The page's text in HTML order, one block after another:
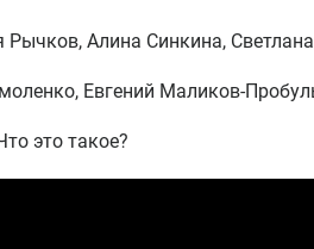
Рычков, Алина Синкина,
Евгений Маликов-
это такое?